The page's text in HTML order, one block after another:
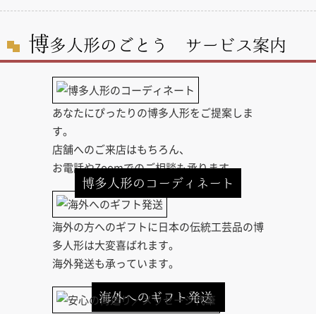
博多人形のごとう サービス案内
博多人形のコーディネート
あなたにぴったりの博多人形をご提案しま
す。
店舗へのご来店はもちろん、
お電話やZoomでのご相談も承ります。
海外へのギフト発送
海外の方へのギフトに日本の伝統工芸品の博
多人形は大変喜ばれます。
海外発送も承っています。